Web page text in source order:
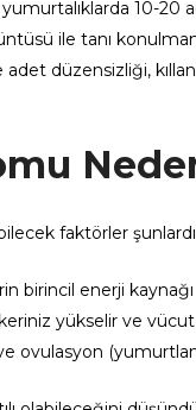
10-
ile tanı
düzensizliği,
faktörler
birincil enerji
yükselir ve
ovulasyon